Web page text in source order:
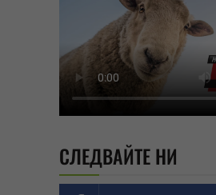
СЛЕДВАЙТЕ НИ